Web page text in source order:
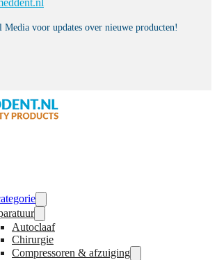
Media voor updates over nieuwe producten!
Autoclaaf
Chirurgie
Compressoren & afzuiging